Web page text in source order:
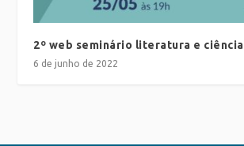
2º web seminário literatura e ciência
6 de junho de 2022